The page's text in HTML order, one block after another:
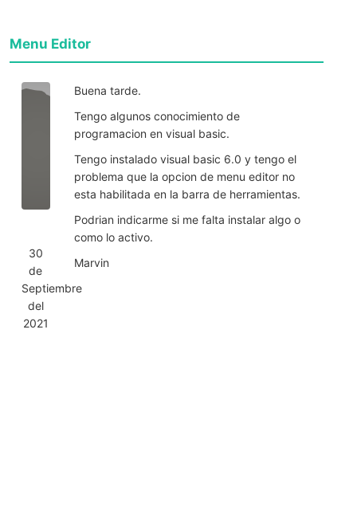
Menu Editor
30
de
Septiembre
del
2021
Buena tarde.
Tengo algunos conocimiento de
programacion en visual basic.
Tengo instalado visual basic 6.0 y tengo el
problema que la opcion de menu editor no
esta habilitada en la barra de herramientas.
Podrian indicarme si me falta instalar algo o
como lo activo.
Marvin